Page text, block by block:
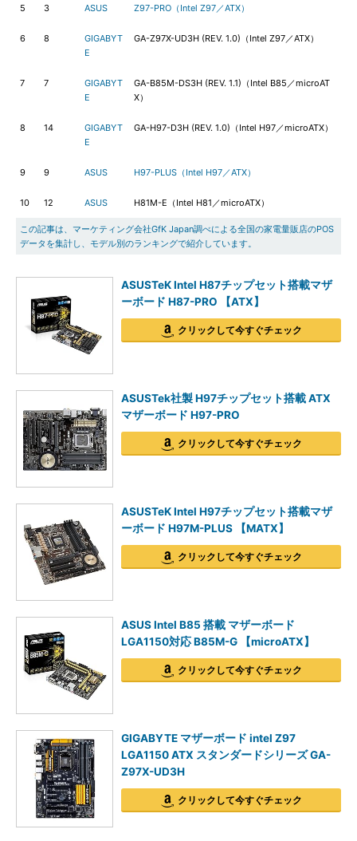
5 3 ASUS Z97-PRO（Intel Z97／ATX）
6 8
GIGABYT
E
GA-Z97X-UD3H (REV. 1.0)（Intel Z97／ATX）
7 7
GIGABYT
E
GA-B85M-DS3H (REV. 1.1)（Intel B85／microAT
X）
8 14
GIGABYT
E
GA-H97-D3H (REV. 1.0)（Intel H97／microATX）
9 9 ASUS H97-PLUS（Intel H97／ATX）
10 12 ASUS H81M-E（Intel H81／microATX）
この記事は、マーケティング会社GfK Japan調べによる全国の家電量販店のPOS
データを集計し、モデル別のランキングで紹介しています。
ASUSTeK Intel H87チップセット搭載マザ
ーボード H87-PRO 【ATX】
クリックして今すぐチェック
ASUSTek社製 H97チップセット搭載 ATX
マザーボード H97-PRO
クリックして今すぐチェック
ASUSTeK Intel H97チップセット搭載マザ
ーボード H97M-PLUS 【MATX】
クリックして今すぐチェック
ASUS Intel B85 搭載 マザーボード
LGA1150対応 B85M-G 【microATX】
クリックして今すぐチェック
GIGABYTE マザーボード intel Z97
LGA1150 ATX スタンダードシリーズ GA-
Z97X-UD3H
クリックして今すぐチェック